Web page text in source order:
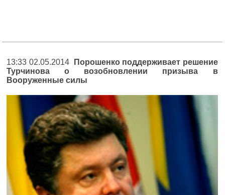
13:33 02.05.2014
Порошенко поддерживает решение
Турчинова о возобновлении призыва в
Вооруженные силы